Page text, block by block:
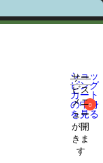
ショッ
ピング
カート
の中身
を見る
0
サー
ビス
メニ
ュー
が開
きま
す